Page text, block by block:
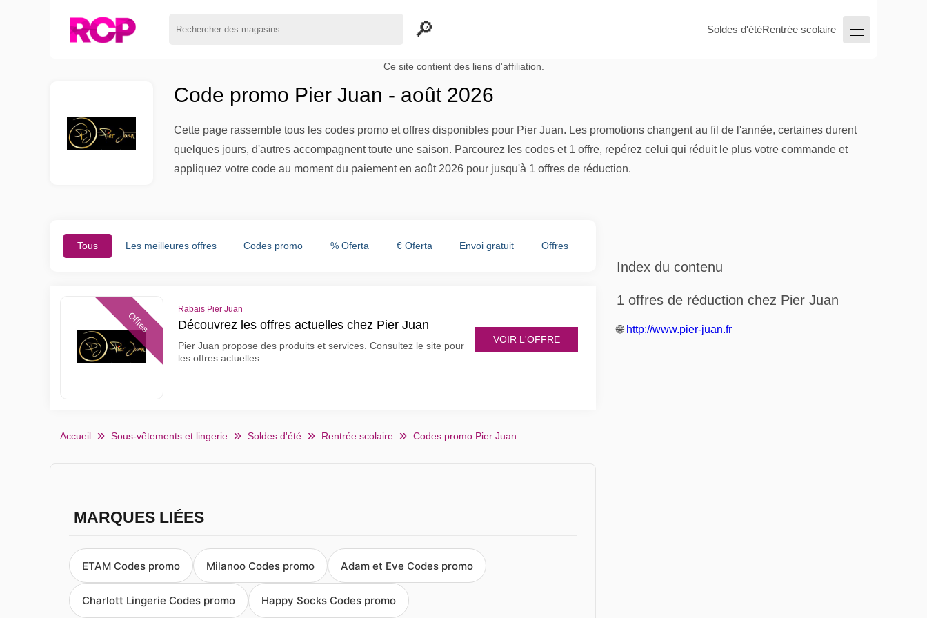
Soldes d'étéRentrée scolaire
Ce site contient des liens d'affiliation.
Code promo Pier Juan - août 2026
Cette page rassemble tous les codes promo et offres disponibles pour Pier Juan. Les promotions changent au fil de l'année, certaines durent
quelques jours, d'autres accompagnent toute une saison. Parcourez les codes et 1 offre, repérez celui qui réduit le plus votre commande et
appliquez votre code au moment du paiement en août 2026 pour jusqu'à 1 offres de réduction.
Tous Les meilleures offres Codes promo % Oferta € Oferta Envoi gratuit Offres
Offres
Rabais Pier Juan
Découvrez les offres actuelles chez Pier Juan
Pier Juan propose des produits et services. Consultez le site pour
les offres actuelles
VOIR L'OFFRE
Accueil Sous-vêtements et lingerie Soldes d'été Rentrée scolaire Codes promo Pier Juan
MARQUES LIÉES
ETAM Codes promo Milanoo Codes promo Adam et Eve Codes promo
Charlott Lingerie Codes promo Happy Socks Codes promo
Index du contenu
1 offres de réduction chez Pier Juan
🌐 http://www.pier-juan.fr